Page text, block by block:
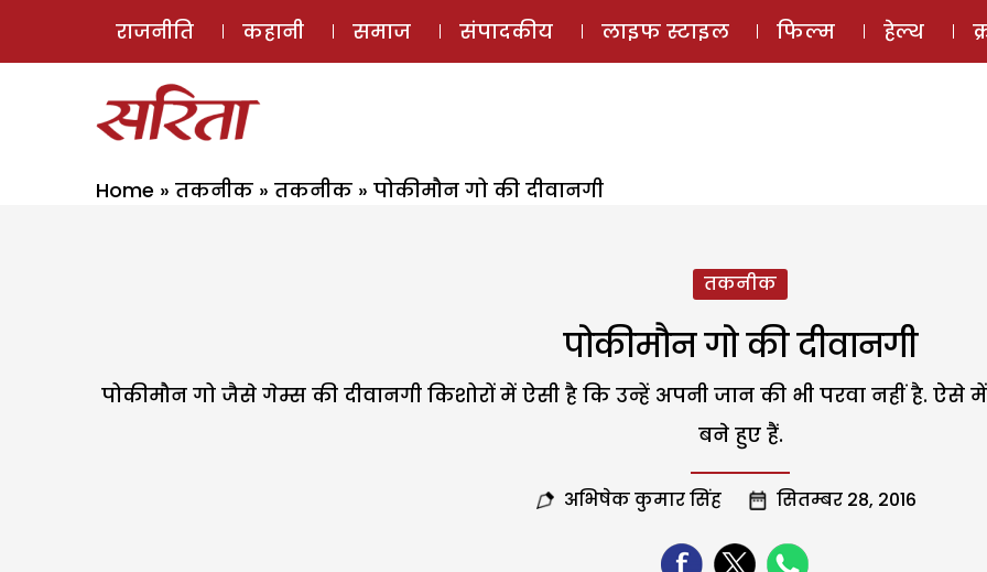
ई-मैगज़ीन
राजनीति कहानी समाज संपादकीय लाइफ स्टाइल फिल्म हेल्थ
Home » तकनीक » तकनीक » पोकीमौन गो की दीवानगी
तकनीक
पोकीमौन गो की दीवानगी
पोकीमौन गो जैसे गेम्स की दीवानगी किशोरों में ऐसी है कि उन्हें अपनी जान की भी परवा नहीं है.
बने हुए हैं.
अभिषेक कुमार सिंह सितम्बर 28, 2016